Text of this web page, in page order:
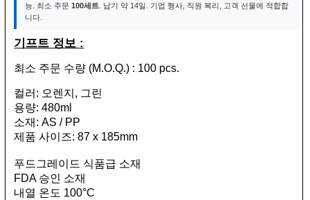
능. 최소 주문 100세트 . 납기 약 14일. 기업 행사, 직원 복리, 고객 선물에 적합합
니다.
기프트 정보 :
최소 주문 수량 (M.O.Q.) : 100 pcs.
컬러: 오렌지, 그린
용량: 480ml
소재: AS / PP
제품 사이즈: 87 x 185mm
푸드그레이드 식품급 소재
FDA 승인 소재
내열 온도 100°C